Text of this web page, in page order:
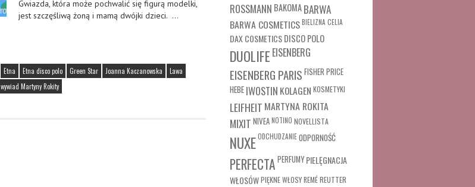
Gwiazda, która może pochwalić się figurą modelki,
jest szczęśliwą żoną i mamą dwójki dzieci. …
Etna Etna disco polo Green Star Joanna Kaczanowska
Lawa
wywiad Martyny Rokity
ROSSMANN BAKOMABARWA
BARWA COSMETICSBIELIZNA CELIA
DAX COSMETICSDISCO POLO
DUOLIFE EISENBERG
EISENBERG PARIS FISHER PRICE
HEBE IWOSTIN KOLAGEN KOSMETYKI
LEIFHEIT MARTYNA ROKITA
MIXIT NIVEANOTINO NOVELLISTA
NUXEODCHUDZANIEODPORNOŚĆ
PERFECTA PERFUMY PIELĘGNACJA
WŁOSÓWPIĘKNE WŁOSYREMÉREUTTER